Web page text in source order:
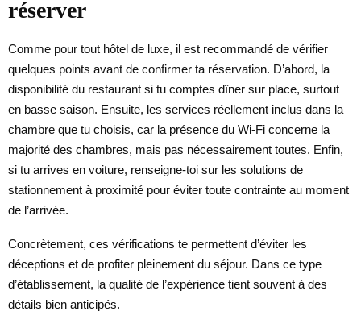
réserver
Comme pour tout hôtel de luxe, il est recommandé de vérifier
quelques points avant de confirmer ta réservation. D’abord, la
disponibilité du restaurant si tu comptes dîner sur place, surtout
en basse saison. Ensuite, les services réellement inclus dans la
chambre que tu choisis, car la présence du Wi-Fi concerne la
majorité des chambres, mais pas nécessairement toutes. Enfin,
si tu arrives en voiture, renseigne-toi sur les solutions de
stationnement à proximité pour éviter toute contrainte au moment
de l’arrivée.
Concrètement, ces vérifications te permettent d’éviter les
déceptions et de profiter pleinement du séjour. Dans ce type
d’établissement, la qualité de l’expérience tient souvent à des
détails bien anticipés.